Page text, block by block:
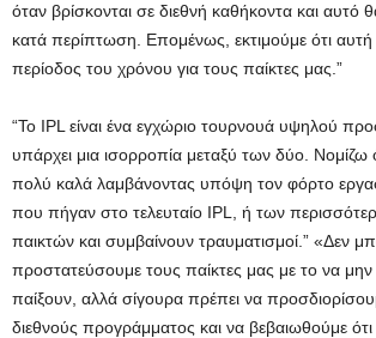
όταν βρίσκονται σε διεθνή καθήκοντα και αυτό
κατά περίπτωση. Επομένως, εκτιμούμε ότι αυτή
περίοδος του χρόνου για τους παίκτες μας.”
“Το IPL είναι ένα εγχώριο τουρνουά υψηλού
υπάρχει μια ισορροπία μεταξύ των δύο. Νομίζω
πολύ καλά λαμβάνοντας υπόψη τον φόρτο
που πήγαν στο τελευταίο IPL, ή των
παικτών και συμβαίνουν τραυματισμοί.” «Δεν
προστατεύσουμε τους παίκτες μας με το να
παίξουν, αλλά σίγουρα πρέπει να
διεθνούς προγράμματος και να βεβαιωθούμε ότι